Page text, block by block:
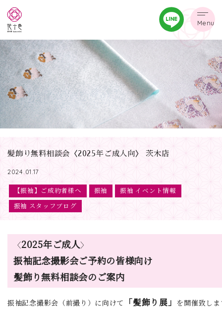
Menu
髪飾り無料相談会〈2025年ご成人向〉 茨木店
2024.01.17
【振袖】ご成約者様へ 振袖
振袖 イベント情報
振袖 スタッフブログ
〈2025年ご成人〉
振袖記念撮影会ご予約の皆様向け
髪飾り無料相談会のご案内
振袖記念撮影会（前撮り）に向けて 「髪飾り展」 を開催致しま